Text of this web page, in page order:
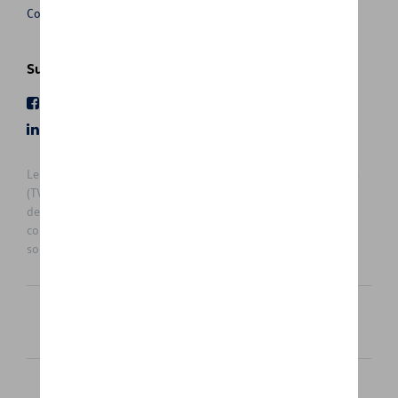
Conditions de vente
Suivez nous
Les prix affichés sur le présent site sont des prix recommandés
(TVAc), hors éventuels frais de montage. Pour connaitre le prix
de vente actuel et les éventuels frais de montage, veuillez
contacter votre concessionnaire/agent. Les prix recommandés
sont sujets à des changements sans préavis.